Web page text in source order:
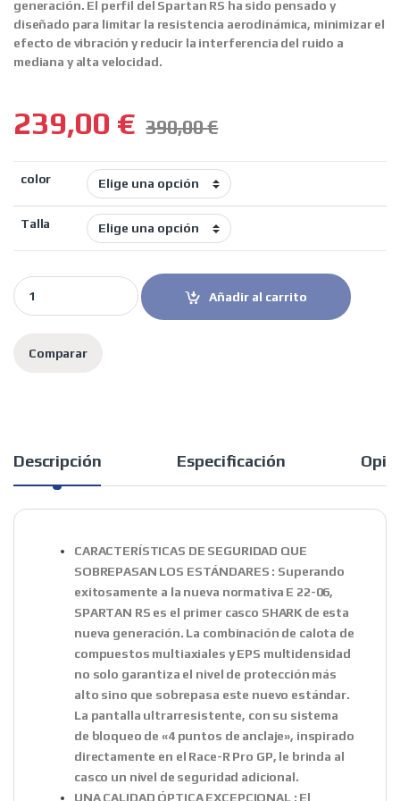
generación. El perfil del Spartan RS ha sido pensado y
diseñado para limitar la resistencia aerodinámica, minimizar el
efecto de vibración y reducir la interferencia del ruido a
mediana y alta velocidad.
239,00 € 390,00€
color
Talla
Shark casco moto integral Spartan RS Dark Shadow quantity
Añadir al carrito
Comparar
Descripción Especificación
CARACTERÍSTICAS DE SEGURIDAD QUE
SOBREPASAN LOS ESTÁNDARES : Superando
exitosamente a la nueva normativa E 22-06,
SPARTAN RS es el primer casco SHARK de esta
nueva generación. La combinación de calota de
compuestos multiaxiales y EPS multidensidad
no solo garantiza el nivel de protección más
alto sino que sobrepasa este nuevo estándar.
La pantalla ultrarresistente, con su sistema
de bloqueo de «4 puntos de anclaje», inspirado
directamente en el Race-R Pro GP, le brinda al
casco un nivel de seguridad adicional.
UNA CALIDAD ÓPTICA EXCEPCIONAL : El